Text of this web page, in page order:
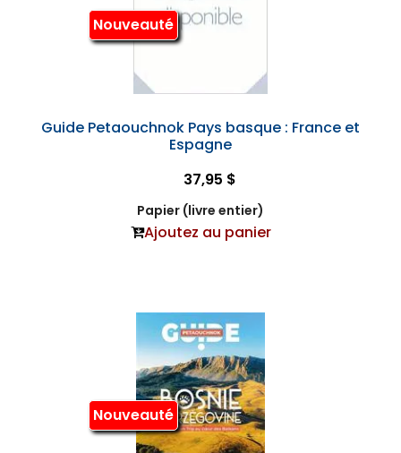
Nouveauté
Guide Petaouchnok Pays basque : France et
Espagne
37,95 $
Papier (livre entier)
Ajoutez au panier
Nouveauté